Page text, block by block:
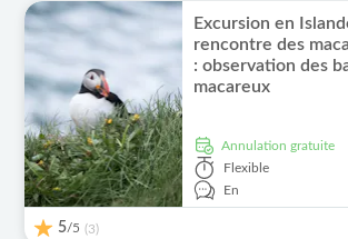
Excursion en
rencontre des
: observation des
macareux
Annulation gratuite
Flexible
En
5/5 (3)